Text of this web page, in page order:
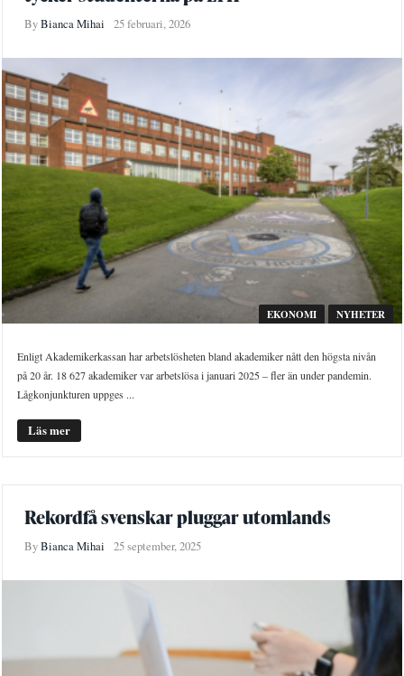
ByBianca Mihai 25 februari, 2026
EKONOMI NYHETER
Enligt Akademikerkassan har arbetslösheten bland akademiker nått den högsta nivån
på 20 år. 18 627 akademiker var arbetslösa i januari 2025 – fler än under pandemin.
Lågkonjunkturen uppges ...
Läs mer
Rekordfå svenskar pluggar utomlands
ByBianca Mihai 25 september, 2025